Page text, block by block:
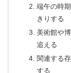
端午の時
きりする
美術館や
追える
関連する
する